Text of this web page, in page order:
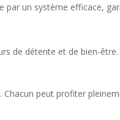
par un système efficace,
de détente et de bien-être.
peut profiter